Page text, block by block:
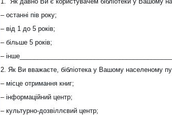
– останні пів року;
– від 1 до 5 років;
– більше 5 років;
–
2. Як Ви вважаєте, бібліотека у Вашому населеному
– місце отримання книг;
– інформаційний центр;
– культурно-дозвіллєвий центр;